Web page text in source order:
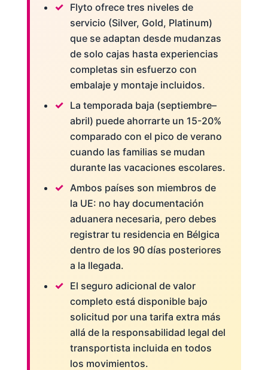
Flyto ofrece tres niveles de
servicio (Silver, Gold, Platinum)
que se adaptan desde mudanzas
de solo cajas hasta experiencias
completas sin esfuerzo con
embalaje y montaje incluidos.
La temporada baja (septiembre–
abril) puede ahorrarte un 15-20%
comparado con el pico de verano
cuando las familias se mudan
durante las vacaciones escolares.
Ambos países son miembros de
la UE: no hay documentación
aduanera necesaria, pero debes
registrar tu residencia en Bélgica
dentro de los 90 días posteriores
a la llegada.
El seguro adicional de valor
completo está disponible bajo
solicitud por una tarifa extra más
allá de la responsabilidad legal del
transportista incluida en todos
los movimientos.